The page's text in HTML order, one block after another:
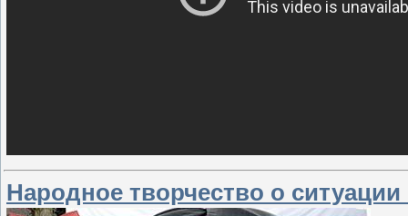
Народное творчество о